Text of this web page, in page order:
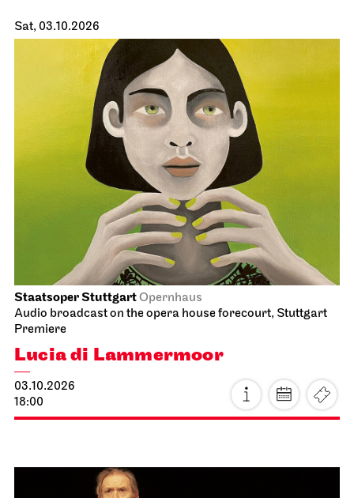
Sat, 03.10.2026
Staatsoper StuttgartOpernhaus
Audio broadcast on the opera house forecourt, Stuttgart
Premiere
Lucia di Lammermoor
03.10.2026
18:00